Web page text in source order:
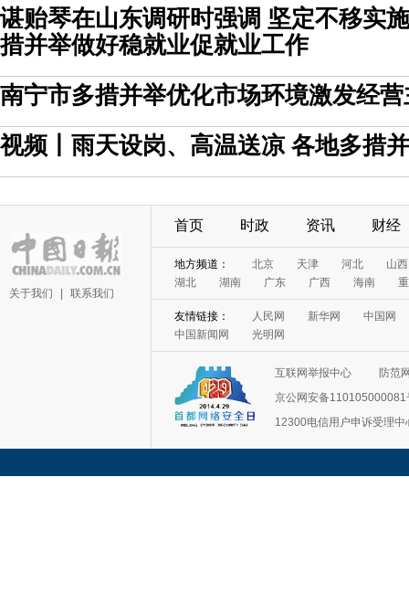
谌贻琴在山东调研时强调 坚定不移实
措并举做好稳就业促就业工作
南宁市多措并举优化市场环境激发经
视频丨雨天设岗、高温送凉 各地多措
关于我们 联系我们
首页 时政 资讯 财经
地方频道： 北京 天津 河北
山西
湖北
湖南 广东 广西 海南
友情链接： 人民网 新华网
中国网
中国新闻网
光明网
互联网举报中心
防范
京公网安备110105000081
12300电信用户申诉受理中